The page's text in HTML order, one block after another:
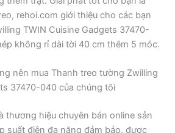
rehoi.com giới thiệu cho các bạn
TWIN Cuisine Gadgets 37470-
không rỉ dài tời 40 cm thêm 5 móc.
nên mua Thanh treo tường Zwilling
37470-040 của chúng tôi
thương hiệu chuyên bán online sản
suất điện đa năng đảm bảo, được